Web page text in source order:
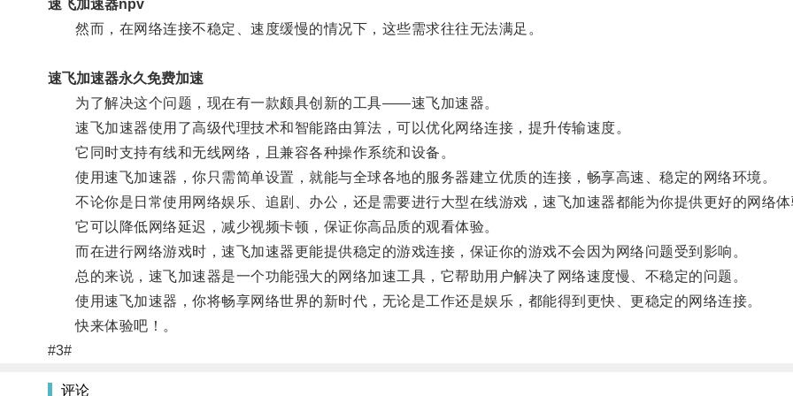
速飞加速器npv
然而，在网络连接不稳定、速度缓慢的情况下，这些需求往往无法满足。
速飞加速器永久免费加速
为了解决这个问题，现在有一款颇具创新的工具——速飞加速器。
速飞加速器使用了高级代理技术和智能路由算法，可以优化网络连接，提升传输速度。
它同时支持有线和无线网络，且兼容各种操作系统和设备。
使用速飞加速器，你只需简单设置，就能与全球各地的服务器建立优质的连接，畅享高速、稳定的网络环境。
不论你是日常使用网络娱乐、追剧、办公，还是需要进行大型在线游戏，速飞加速器都能为你提供更好的网络
它可以降低网络延迟，减少视频卡顿，保证你高品质的观看体验。
而在进行网络游戏时，速飞加速器更能提供稳定的游戏连接，保证你的游戏不会因为网络问题受到影响。
总的来说，速飞加速器是一个功能强大的网络加速工具，它帮助用户解决了网络速度慢、不稳定的问题。
使用速飞加速器，你将畅享网络世界的新时代，无论是工作还是娱乐，都能得到更快、更稳定的网络连接。
快来体验吧！。
#3#
评论